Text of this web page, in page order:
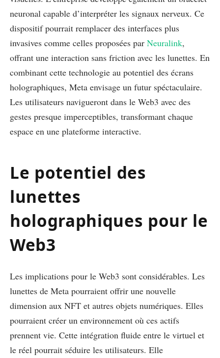
neuronal capable d’interpréter les signaux nerveux. Ce
dispositif pourrait remplacer des interfaces plus
invasives comme celles proposées par Neuralink,
offrant une interaction sans friction avec les lunettes. En
combinant cette technologie au potentiel des écrans
holographiques, Meta envisage un futur spéctaculaire.
Les utilisateurs navigueront dans le Web3 avec des
gestes presque imperceptibles, transformant chaque
espace en une plateforme interactive.
Le potentiel des
lunettes
holographiques pour le
Web3
Les implications pour le Web3 sont considérables. Les
lunettes de Meta pourraient offrir une nouvelle
dimension aux NFT et autres objets numériques. Elles
pourraient créer un environnement où ces actifs
prennent vie. Cette intégration fluide entre le virtuel et
le réel pourrait séduire les utilisateurs. Elle